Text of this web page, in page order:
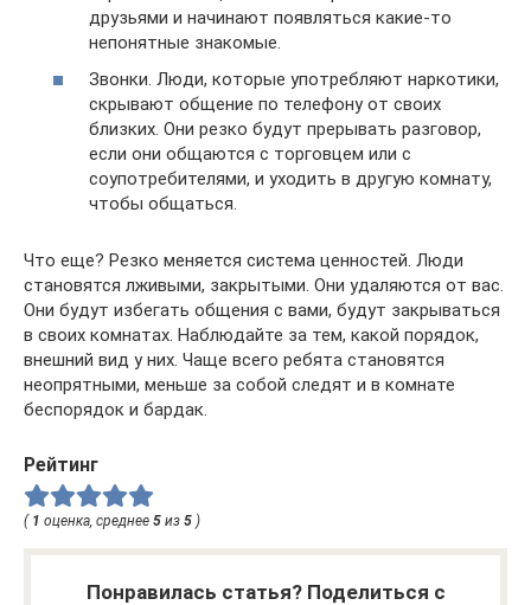
друзьями и начинают появляться какие-то
непонятные знакомые.
Звонки. Люди, которые употребляют наркотики,
скрывают общение по телефону от своих
близких. Они резко будут прерывать разговор,
если они общаются с торговцем или с
соупотребителями, и уходить в другую комнату,
чтобы общаться.
Что еще? Резко меняется система ценностей. Люди
становятся лживыми, закрытыми. Они удаляются от вас.
Они будут избегать общения с вами, будут закрываться
в своих комнатах. Наблюдайте за тем, какой порядок,
внешний вид у них. Чаще всего ребята становятся
неопрятными, меньше за собой следят и в комнате
беспорядок и бардак.
Рейтинг
( 1 оценка, среднее 5 из 5 )
Понравилась статья? Поделиться с